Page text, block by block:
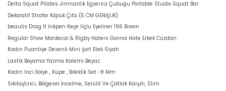
Delta Squat Pilates Jimnastik Egzersiz Çubuğu Portable Studio Squat Bar
Dekoratif Strafor Köpük Çıta (5 CM GENİŞLİK)
beaulis Drag It Inkpen Keçe Uçlu Eyeliner 196 Brown
Regular Show Mordecai & Rigby Haters Gonna Hate Erkek Cüzdan
Kadın Puantiye Desenli Mini Şort Etek Siyah
Lastik Boyama Yazma Kalemi Beyaz
Kadın Inci Kolye , Küpe , Bileklik Set -8 Mm
Sıkılaştırıcı, Bölgesel İncelme, Selülit Ve Çatlak Karşıtı, Slim